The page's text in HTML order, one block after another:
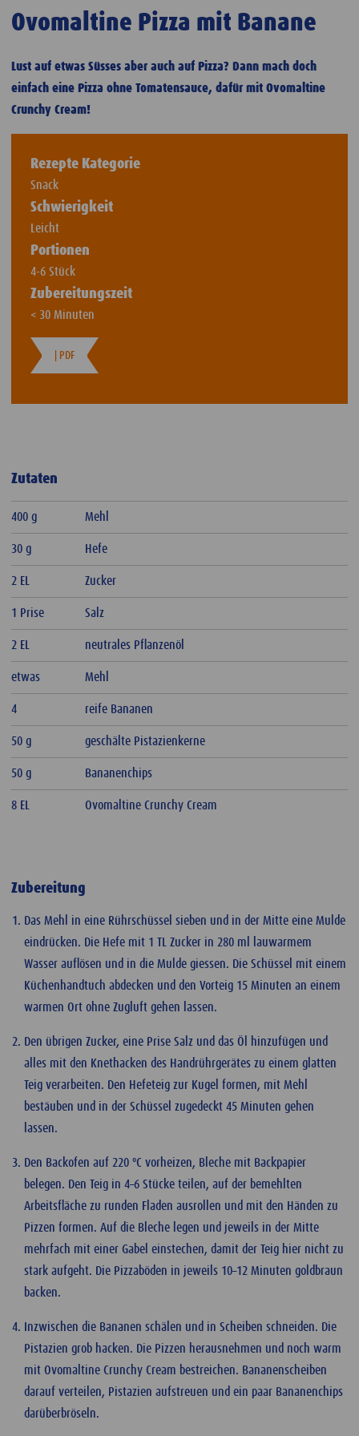
Ovomaltine Pizza mit Banane
Lust auf etwas Süsses aber auch auf Pizza? Dann mach doch
einfach eine Pizza ohne Tomatensauce, dafür mit Ovomaltine
Crunchy Cream!
Rezepte Kategorie
Snack
Schwierigkeit
Leicht
Portionen
4-6 Stück
Zubereitungszeit
< 30 Minuten
| PDF
Zutaten
400 g Mehl
30 g Hefe
2 EL Zucker
1 Prise Salz
2 EL neutrales Pflanzenöl
etwas Mehl
4 reife Bananen
50 g geschälte Pistazienkerne
50 g Bananenchips
8 EL Ovomaltine Crunchy Cream
Zubereitung
Das Mehl in eine Rührschüssel sieben und in der Mitte eine Mulde
eindrücken. Die Hefe mit 1 TL Zucker in 280 ml lauwarmem
Wasser auflösen und in die Mulde giessen. Die Schüssel mit einem
Küchenhandtuch abdecken und den Vorteig 15 Minuten an einem
warmen Ort ohne Zugluft gehen lassen.
Den übrigen Zucker, eine Prise Salz und das Öl hinzufügen und
alles mit den Knethacken des Handrührgerätes zu einem glatten
Teig verarbeiten. Den Hefeteig zur Kugel formen, mit Mehl
bestäuben und in der Schüssel zugedeckt 45 Minuten gehen
lassen.
Den Backofen auf 220 ºC vorheizen, Bleche mit Backpapier
belegen. Den Teig in 4–6 Stücke teilen, auf der bemehlten
Arbeitsfläche zu runden Fladen ausrollen und mit den Händen zu
Pizzen formen. Auf die Bleche legen und jeweils in der Mitte
mehrfach mit einer Gabel einstechen, damit der Teig hier nicht zu
stark aufgeht. Die Pizzaböden in jeweils 10–12 Minuten goldbraun
backen.
Inzwischen die Bananen schälen und in Scheiben schneiden. Die
Pistazien grob hacken. Die Pizzen herausnehmen und noch warm
mit Ovomaltine Crunchy Cream bestreichen. Bananenscheiben
darauf verteilen, Pistazien aufstreuen und ein paar Bananenchips
darüberbröseln.